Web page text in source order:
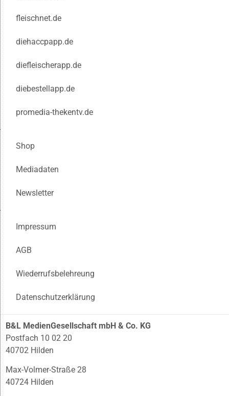
fleischnet.de
diehaccpapp.de
diefleischerapp.de
diebestellapp.de
promedia-thekentv.de
Shop
Mediadaten
Newsletter
Impressum
AGB
Wiederrufsbelehreung
Datenschutzerklärung
B&L MedienGesellschaft mbH & Co. KG
Postfach 10 02 20
40702 Hilden
Max-Volmer-Straße 28
40724 Hilden